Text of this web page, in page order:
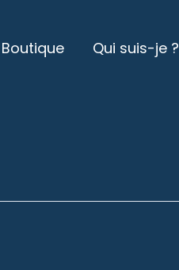
Boutique Qui suis-je ?